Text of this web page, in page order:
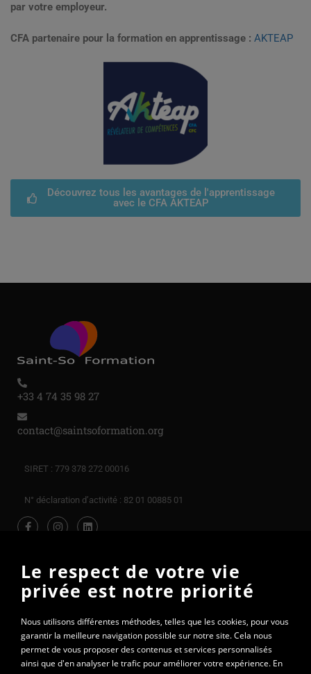
par votre employeur.
CFA partenaire pour la formation en apprentissage : AKTEAP
Découvrez tous les avantages de l'apprentissage
avec le CFA AKTEAP
+33 4 74 35 98 27
contact@saintsoformation.org
SIRET : 779 378 272 00016
N° déclaration d’activité : 82 01 00885 01
Le respect de votre vie
privée est notre priorité
Nous utilisons différentes méthodes, telles que les cookies, pour vous
garantir la meilleure navigation possible sur notre site. Cela nous
permet de vous proposer des contenus et services personnalisés
ainsi que d'en analyser le trafic pour améliorer votre expérience. En